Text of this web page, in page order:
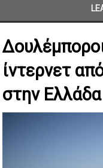
ίντερνετ
στην Ελλάδα